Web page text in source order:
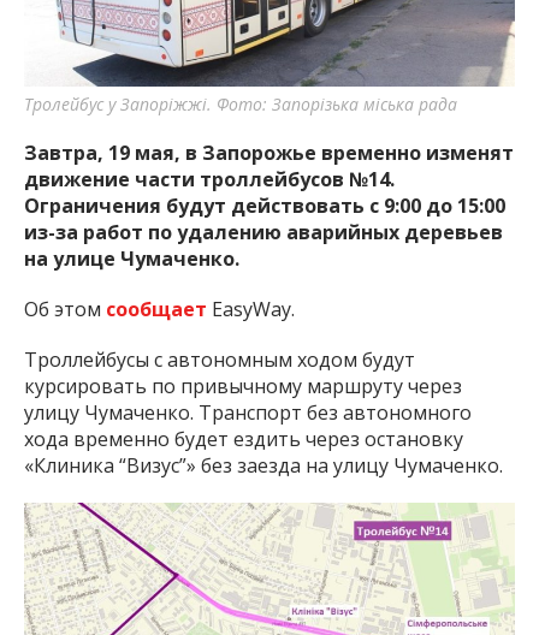
важную информацию о событиях
города Запорожья и области.
Тролейбус у Запоріжжі. Фото: Запорізька міська рада
Завтра, 19 мая, в Запорожье временно изменят
движение части троллейбусов №14.
Ограничения будут действовать с 9:00 до 15:00
из-за работ по удалению аварийных деревьев
на улице Чумаченко.
Об этом сообщает EasyWay.
Троллейбусы с автономным ходом будут
курсировать по привычному маршруту через
улицу Чумаченко. Транспорт без автономного
хода временно будет ездить через остановку
«Клиника “Визус”» без заезда на улицу Чумаченко.